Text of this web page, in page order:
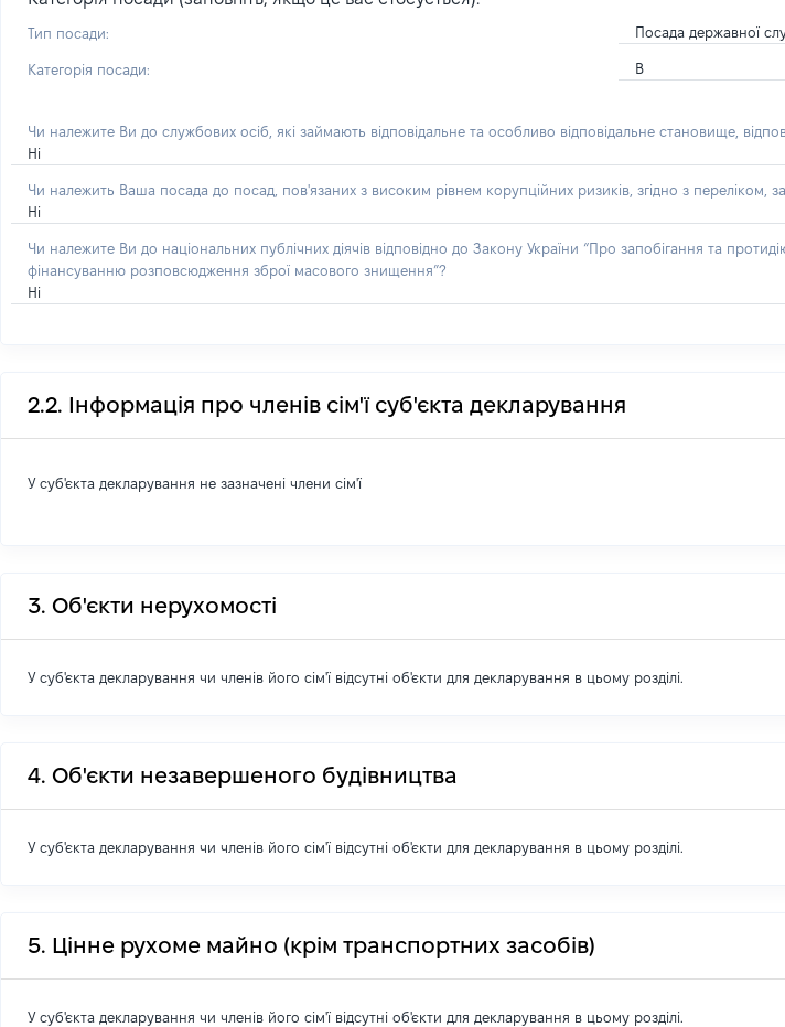
Тип посади: Посада державної
Категорія посади: В
Чи належите Ви до службових осіб, які займають відповідальне та особливо відповідальне становище,
Ні
Чи належить Ваша посада до посад, пов'язаних з високим рівнем корупційних ризиків, згідно з переліком,
Ні
Чи належите Ви до національних публічних діячів відповідно до Закону України “Про запобігання та
фінансуванню розповсюдження зброї масового знищення”?
Ні
2.2. Інформація про членів сім'ї суб'єкта декларування
У суб'єкта декларування не зазначені члени сім'ї
3. Об'єкти нерухомості
У суб'єкта декларування чи членів його сім'ї відсутні об'єкти для декларування в цьому розділі.
4. Об'єкти незавершеного будівництва
У суб'єкта декларування чи членів його сім'ї відсутні об'єкти для декларування в цьому розділі.
5. Цінне рухоме майно (крім транспортних засобів)
У суб'єкта декларування чи членів його сім'ї відсутні об'єкти для декларування в цьому розділі.